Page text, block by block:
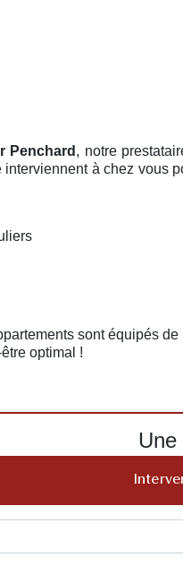
Penchard , notre
à chez vous
sont équipés de
optimal !
Une